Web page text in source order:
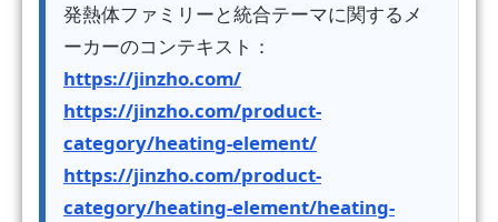
発熱体ファミリーと統合テーマに関するメ
ーカーのコンテキスト：
https://jinzho.com/
https://jinzho.com/product-
category/heating-element/
https://jinzho.com/product-
category/heating-element/heating-